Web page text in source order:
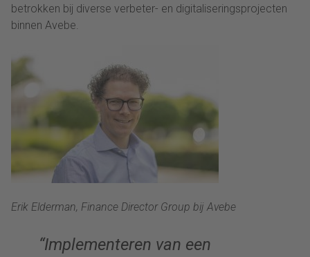
betrokken bij diverse verbeter- en digitaliseringsprojecten
binnen Avebe.
Erik Elderman, Finance Director Group bij Avebe
“Implementeren van een